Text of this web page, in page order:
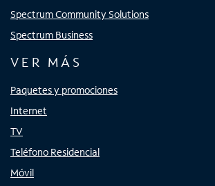
Spectrum Community Solutions
Spectrum Business
VER MÁS
Paquetes y promociones
Internet
TV
Teléfono Residencial
Móvil